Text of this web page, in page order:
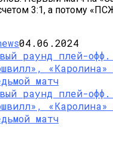
3:1, а потому
04.06.2024